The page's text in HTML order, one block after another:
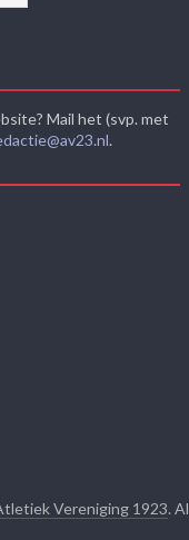
Mail het (svp. met
.
Vereniging 1923.